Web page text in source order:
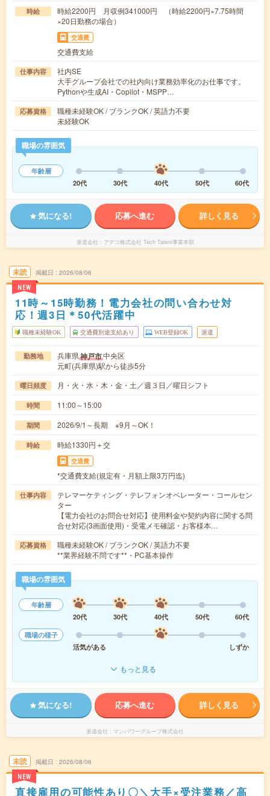
時給
時給2200円 月収例341000円 （時給2200円×7.75時間
×20日勤務の場合）
交通費
交通費支給
仕事内容
社内SE
大手グループ会社での社内向け業務効率化のお仕事です。
Pythonや生成AI・Copilot・MSPP…
応募資格
職種未経験OK / ブランクOK / 英語力不要
未経験OK
職場の雰囲気
年齢層
20代
30代 40代 50代 60代
気になる! 応募へ進む 詳しく見る
派遣会社 アデコ株式会社 Tech Talent事業本部
未読
NEW
掲載日 2026/08/06
11時～15時勤務！電力会社の問い合わせ対
応！週3日＊50代活躍中
職種未経験OK 交通費別途支給あり WEB登録OK 派遣
勤務地 兵庫県神戸市中央区
元町(兵庫県)駅から徒歩5分
曜日頻度 月・火・水・木・金・土／週３日／曜日シフト
時間 11:00～15:00
期間 2026/9/1～長期 ※9月～OK！
時給 時給1330円＋交
交通費
*交通費支給(規定有・月額上限3万円迄)
仕事内容
テレマーケティング・テレフォンオペレーター・コールセン
ター
【電力会社のお問合せ対応】使用料金や契約内容に関する問
合せ対応(3画面使用)・受電メモ確認・お客様本…
応募資格
職種未経験OK / ブランクOK / 英語力不要
**業界経験不問です**・PC基本操作
職場の雰囲気
年齢層
20代
30代 40代 50代
60代
職場の様子
活気がある
しずか
もっと見る
気になる! 応募へ進む 詳しく見る
派遣会社 マンパワーグループ株式会社
未読
NEW
掲載日 2026/08/06
直接雇用の可能性あり〇＼大手×受注業務／高